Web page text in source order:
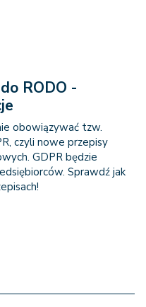
RODO -
obowiązywać tzw.
czyli nowe przepisy
GDPR będzie
Sprawdź jak